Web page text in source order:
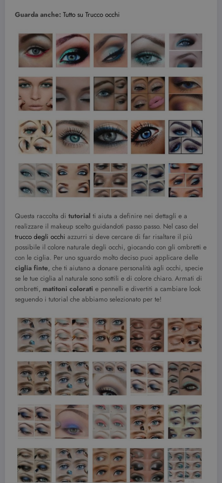
Guarda anche: Tutto su Trucco occhi
Questa raccolta di tutorial ti aiuta a definire nei dettagli e a
realizzare il makeup scelto guidandoti passo passo. Nel caso del
trucco degli occhi azzurri si deve cercare di far risaltare il più
possibile il colore naturale degli occhi, giocando con gli ombretti e
con le ciglia. Per uno sguardo molto deciso puoi applicare delle
ciglia finte, che ti aiutano a donare personalità agli occhi, specie
se le tue ciglia al naturale sono sottili e di colore chiaro. Armati di
ombretti, matitoni colorati e pennelli e divertiti a cambiare look
seguendo i tutorial che abbiamo selezionato per te!